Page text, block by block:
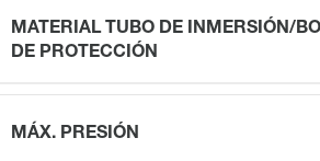
MATERIAL TUBO DE INMERSIÓN/
DE PROTECCIÓN
MÁX. PRESIÓN